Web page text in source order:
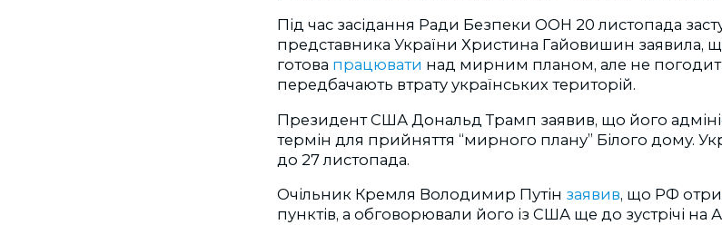
Під час засідання Ради Безпеки ООН 20 листопада
представника України Христина Гайовишин заявила,
готова працювати над мирним планом, але не
передбачають втрату українських територій.
Президент США Дональд Трамп заявив, що його
термін для прийняття “мирного плану” Білого дому.
до 27 листопада.
Очільник Кремля Володимир Путін заявив, що РФ
пунктів, а обговорювали його із США ще до зустрічі на